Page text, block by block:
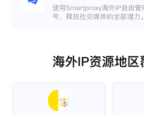
使用Smartproxy海外IP自由管
号，释放社交媒体的全部潜力。
海外IP资源地区